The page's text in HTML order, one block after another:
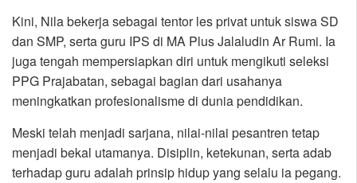
Kini, Nila bekerja sebagai tentor les privat untuk siswa SD
dan SMP, serta guru IPS di MA Plus Jalaludin Ar Rumi. Ia
juga tengah mempersiapkan diri untuk mengikuti seleksi
PPG Prajabatan, sebagai bagian dari usahanya
meningkatkan profesionalisme di dunia pendidikan.
Meski telah menjadi sarjana, nilai-nilai pesantren tetap
menjadi bekal utamanya. Disiplin, ketekunan, serta adab
terhadap guru adalah prinsip hidup yang selalu ia pegang.